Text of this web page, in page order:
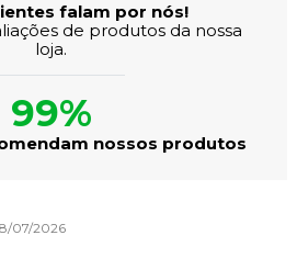
falam por nós!
de produtos da nossa
loja.
99%
nossos produtos
07/2026